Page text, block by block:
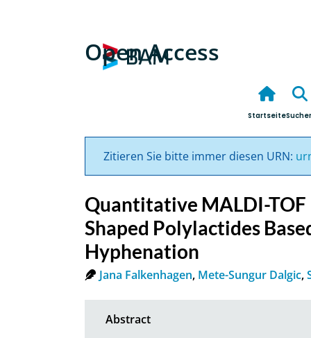
Open Access
Startseite
Zitieren Sie bitte immer diesen URN:
Quantitative MALDI-
Shaped Polylactides
Hyphenation
Jana Falkenhagen, Mete-Sungur Dalgic,